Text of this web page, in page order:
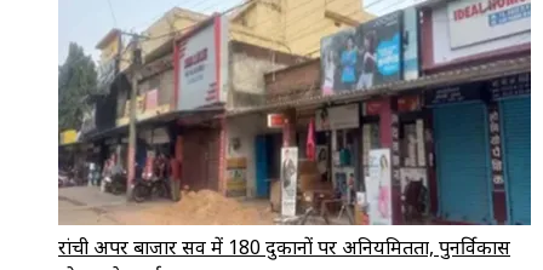
रांची अपर बाजार सर्वे में 180 दुकानों पर अनियमितता, पुनर्विकास